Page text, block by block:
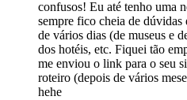
confusos! Eu até tenho uma
sempre fico cheia de dúvidas
de vários dias (de museus e
dos hotéis, etc. Fiquei tão
me enviou o link para o seu
roteiro (depois de vários
hehe